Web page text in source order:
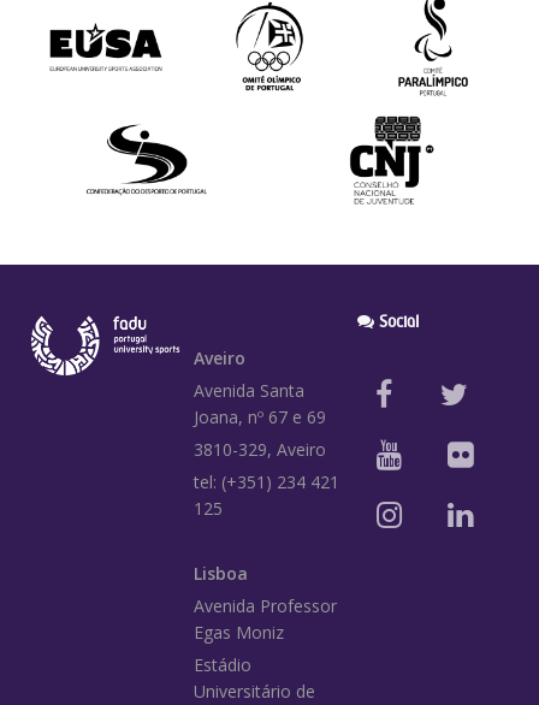
Aveiro
Avenida Santa
Joana, nº 67 e 69
3810-329, Aveiro
tel: (+351) 234 421
125
Lisboa
Avenida Professor
Egas Moniz
Estádio
Universitário de
Social